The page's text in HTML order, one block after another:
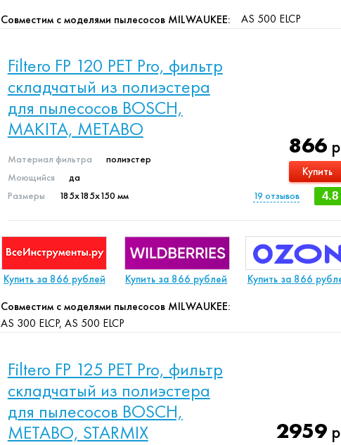
Совместим с моделями пылесосов MILWAUKEE: AS 500 ELCP
Filtero FP 120 PET Pro, фильтр
складчатый из полиэстера
для пылесосов BOSCH,
MAKITA, METABO
Материал фильтра
полиэстер
Моющийся
да
Размеры
185х185х150 мм
866
Купить
4.8
19 отзывов
Купить за 866 рублей Купить за 866 рублей Купить за 866
Совместим с моделями пылесосов MILWAUKEE:
AS 300 ELCP, AS 500 ELCP
Filtero FP 125 PET Pro, фильтр
складчатый из полиэстера
для пылесосов BOSCH,
METABO, STARMIX
2959